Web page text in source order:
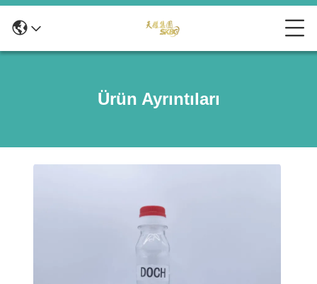
Ürün Ayrıntıları